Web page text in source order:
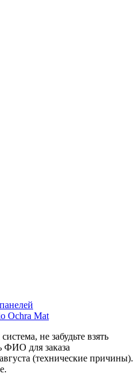
Ochra Mat
не забудьте взять
ФИО для заказа
(технические причины).